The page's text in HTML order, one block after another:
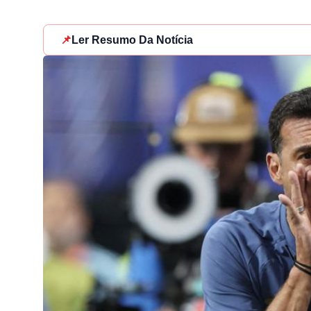
📌 Ler Resumo Da Notícia